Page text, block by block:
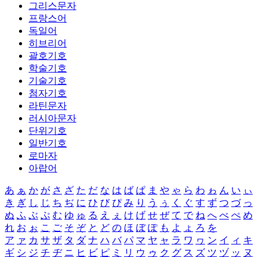
그리스문자
프랑스어
독일어
히브리어
괄호기호
학술기호
기술기호
첨자기호
라틴문자
러시아문자
단위기호
일반기호
로마자
아랍어
あ ぁ か が さ ざ た だ な は ば ぱ ま や ゃ ら わ ゎ ん い ぃ
き ぎ し じ ち ぢ に ひ び ぴ み り う ぅ く ぐ す ず つ づ っ
ぬ ふ ぶ ぷ む ゆ ゅ る え ぇ け げ せ ぜ て で ね へ べ ぺ め
れ お ぉ こ ご そ ぞ と ど の ほ ぼ ぽ も よ ょ ろ を
ア ァ カ サ ザ タ ダ ナ ハ バ パ マ ヤ ャ ラ ワ ヮ ン イ ィ キ
ギ シ ジ チ ヂ ニ ヒ ビ ピ ミ リ ウ ゥ ク グ ス ズ ツ ヅ ッ ヌ